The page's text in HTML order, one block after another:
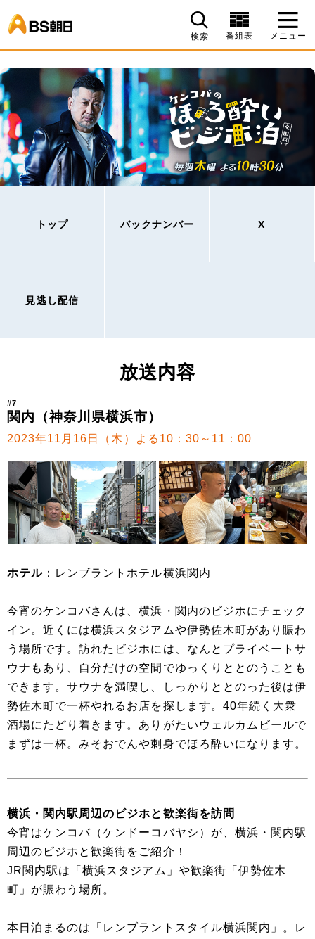
検索 番組表 メニュー
トップ バックナンバー X
見逃し配信
放送内容
#7
関内（神奈川県横浜市）
2023年11月16日（木）よる10：30～11：00
ホテル ：レンブラントホテル横浜関内
今宵のケンコバさんは、横浜・関内のビジホにチェック
イン。近くには横浜スタジアムや伊勢佐木町があり賑わ
う場所です。訪れたビジホには、なんとプライベートサ
ウナもあり、自分だけの空間でゆっくりととのうことも
できます。サウナを満喫し、しっかりととのった後は伊
勢佐木町で一杯やれるお店を探します。40年続く大衆
酒場にたどり着きます。ありがたいウェルカムビールで
まずは一杯。みそおでんや刺身でほろ酔いになります。
横浜・関内駅周辺のビジホと歓楽街を訪問
今宵はケンコバ（ケンドーコバヤシ）が、横浜・関内駅
周辺のビジホと歓楽街をご紹介！
JR関内駅は「横浜スタジアム」や歓楽街「伊勢佐木
町」が賑わう場所。
本日泊まるのは「レンブラントスタイル横浜関内」。レ